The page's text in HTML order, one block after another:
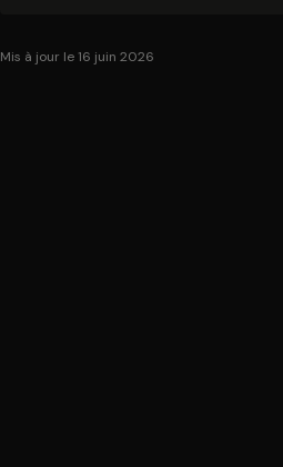
Mis à jour le 16 juin 2026